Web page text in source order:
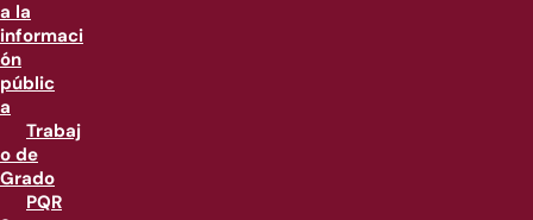
a la
informaci
ón
públic
a
Trabaj
o de
Grado
PQR